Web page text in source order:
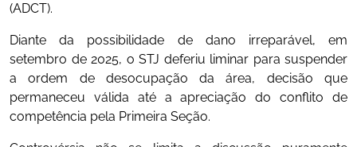
(ADCT).
Diante da possibilidade de dano irreparável, em
setembro de 2025, o STJ deferiu liminar para suspender
a ordem de desocupação da área, decisão que
permaneceu válida até a apreciação do conflito de
competência pela Primeira Seção.